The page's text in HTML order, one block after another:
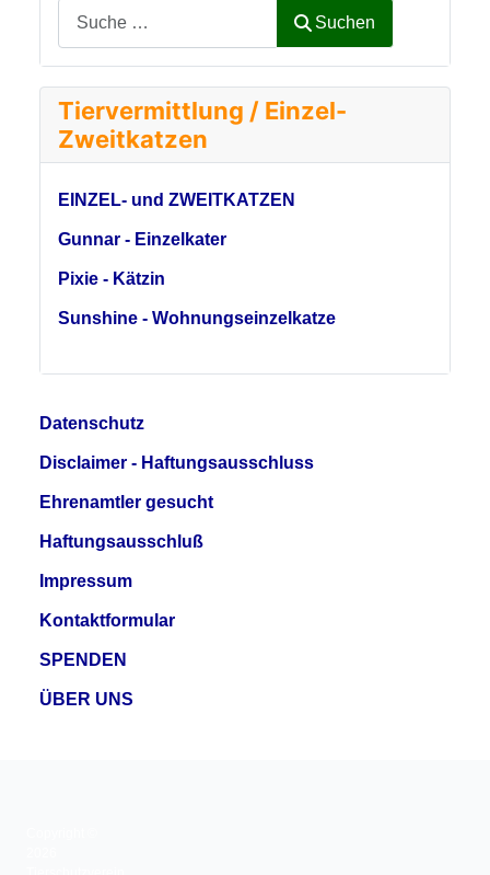
Suchen
Tiervermittlung / Einzel-
Zweitkatzen
EINZEL- und ZWEITKATZEN
Gunnar - Einzelkater
Pixie - Kätzin
Sunshine - Wohnungseinzelkatze
Datenschutz
Disclaimer - Haftungsausschluss
Ehrenamtler gesucht
Haftungsausschluß
Impressum
Kontaktformular
SPENDEN
ÜBER UNS